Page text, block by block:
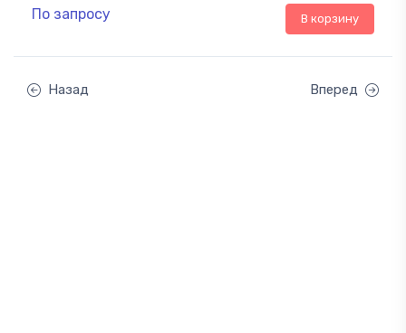
По запросу В корзину
Назад Вперед